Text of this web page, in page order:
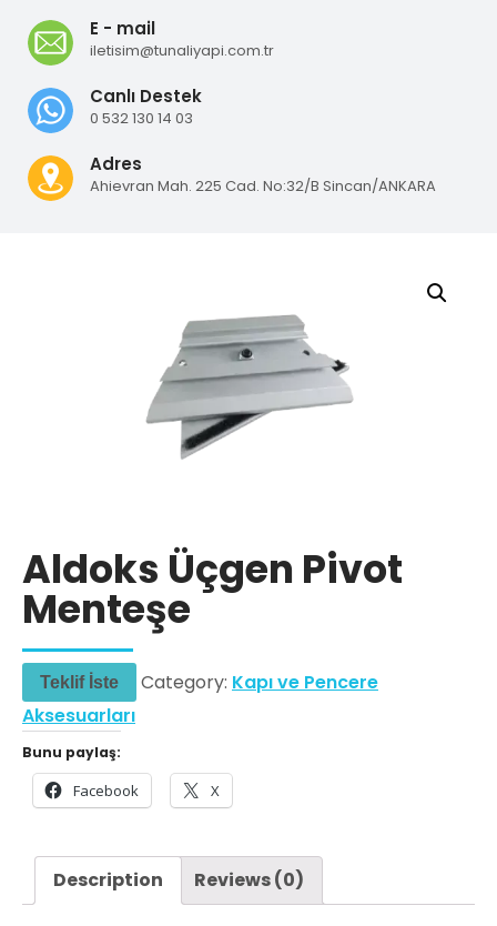
E - mail
iletisim@tunaliyapi.com.tr
Canlı Destek
0 532 130 14 03
Adres
Ahievran Mah. 225 Cad. No:32/B Sincan/ANKARA
Aldoks Üçgen Pivot
Menteşe
Teklif İste Category: Kapı ve Pencere
Aksesuarları
Bunu paylaş:
Facebook X
Description Reviews (0)